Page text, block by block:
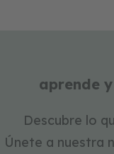
puede decir
adquiere la
de la
incrementa.
aprende
Descubre lo
Únete a nuestra